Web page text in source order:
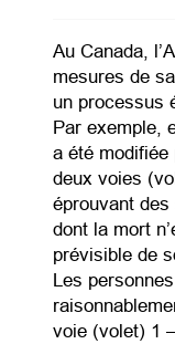
Au Canada,
mesures de
un processus
Par exemple,
a été
deux voies
éprouvant
dont la mort
prévisible de
Les
voie (volet) 1